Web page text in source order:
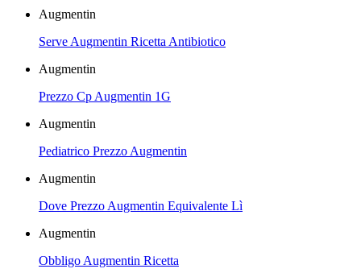
Augmentin
Serve Augmentin Ricetta Antibiotico
Augmentin
Prezzo Cp Augmentin 1G
Augmentin
Pediatrico Prezzo Augmentin
Augmentin
Dove Prezzo Augmentin Equivalente Lì
Augmentin
Obbligo Augmentin Ricetta